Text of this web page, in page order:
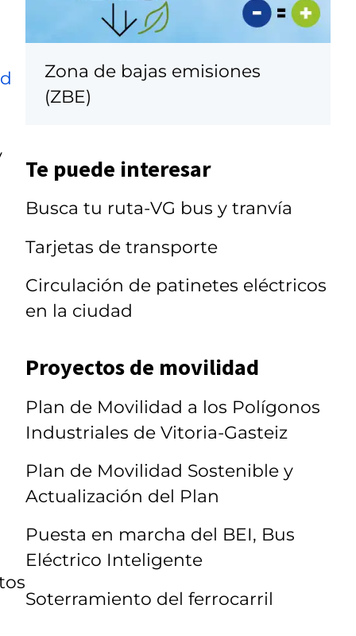
Zona de bajas emisiones
(ZBE)
Te puede interesar
Busca tu ruta-VG bus y tranvía
Tarjetas de transporte
Circulación de patinetes eléctricos
en la ciudad
Proyectos de movilidad
Plan de Movilidad a los Polígonos
Industriales de Vitoria-Gasteiz
Plan de Movilidad Sostenible y
Actualización del Plan
Puesta en marcha del BEI, Bus
Eléctrico Inteligente
Soterramiento del ferrocarril